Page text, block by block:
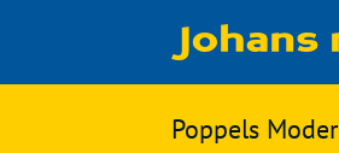
Matbloggen
InnertemperaturerPoppels